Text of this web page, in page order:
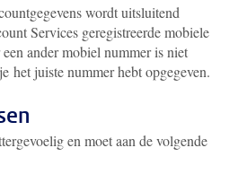
wordt uitsluitend
Services geregistreerde mobiele
ander mobiel nummer is niet
het juiste nummer hebt opgegeven.
en moet aan de volgende